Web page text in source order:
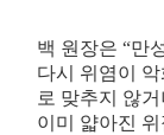
백 원장은 “만
다시 위염이
로 맞추지 않
이미 얇아진